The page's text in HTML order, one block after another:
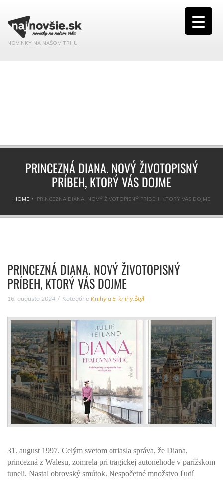
NOVINKY NA NAŠOM TRHU
PRINCEZNÁ DIANA. NOVÝ ŽIVOTOPISNÝ
PRÍBEH, KTORÝ VÁS DOJME
HOME PRINCEZNÁ DIANA. NOVÝ ŽIVOTOPISNÝ PRÍBEH, KTORÝ VÁS DOJME
PRINCEZNÁ DIANA. NOVÝ ŽIVOTOPISNÝ
PRÍBEH, KTORÝ VÁS DOJME
16. augusta 2024 Kategórie Knihy a E-knihy,Štýl
31. august 1997. Celým svetom otriasla správa, že Diana,
princezná z Walesu, zomrela pri tragickej autonehode v parížskom
tuneli. Nastal obrovský smútok. Nespočetné množstvo ľudí